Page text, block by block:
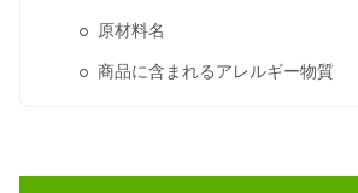
原材料名
商品に含まれるアレルギー物質